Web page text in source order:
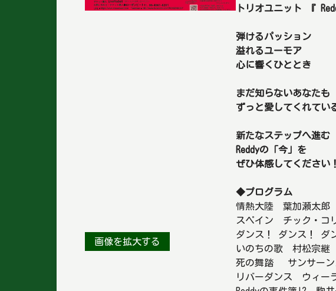
画像を拡大する
トリオユニット 『
弾けるパッション
溢れるユーモア
心に響くひととき
まだ知らないあなたも
ずっと愛してくれてい
新たなステップへ進む
Reddyの「今」を
ぜひ体感してください！
◆プログラム
情熱大陸 葉加瀬太郎
スペイン チック・コ
ダンス！ ダンス！ ダ
いのちの歌 村松宗継
死の舞踏 サンサーン
リバーダンス ウィー